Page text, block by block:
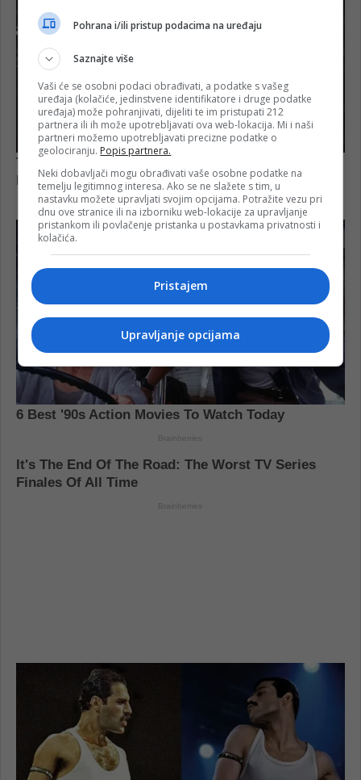
Pohrana i/ili pristup podacima na uređaju
Saznajte više
Vaši će se osobni podaci obrađivati, a podatke s vašeg
uređaja (kolačiće, jedinstvene identifikatore i druge podatke
uređaja) može pohranjivati, dijeliti te im pristupati 212
partnera ili ih može upotrebljavati ova web-lokacija. Mi i naši
partneri možemo upotrebljavati precizne podatke o
geolociranju. Popis partnera.
Neki dobavljači mogu obrađivati vaše osobne podatke na
temelju legitimnog interesa. Ako se ne slažete s tim, u
nastavku možete upravljati svojim opcijama. Potražite vezu pri
dnu ove stranice ili na izborniku web-lokacije za upravljanje
pristankom ili povlačenje pristanka u postavkama privatnosti i
kolačića.
Pristajem
Upravljanje opcijama